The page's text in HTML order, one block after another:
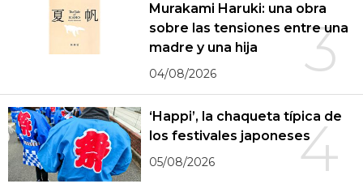
3
Murakami Haruki: una obra
sobre las tensiones entre una
madre y una hija
04/08/2026
4
‘Happi’, la chaqueta típica de
los festivales japoneses
05/08/2026